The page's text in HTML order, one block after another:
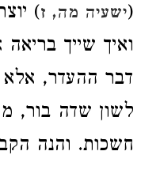
(ישעיה מה, ז)
ואיך שייך
דבר ההעדר,
לשון שדה בור,
חשכות. והנה